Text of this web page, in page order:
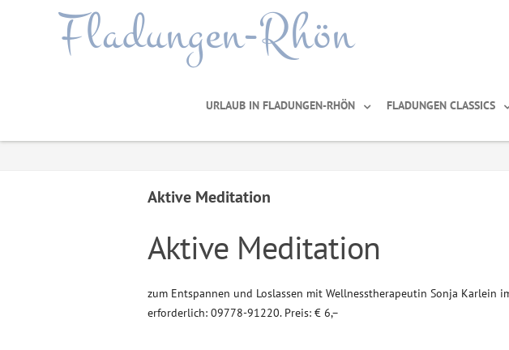
Fladungen-Rhön
URLAUB IN FLADUNGEN-RHÖN FLADUNGEN CLASSICS
Aktive Meditation
Aktive Meditation
zum Entspannen und Loslassen mit Wellnesstherapeutin Sonja Karlein
erforderlich: 09778-91220. Preis: € 6,–